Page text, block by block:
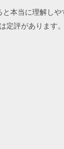
本当に理解し
定評があります。